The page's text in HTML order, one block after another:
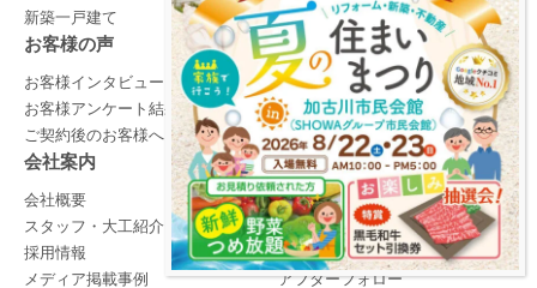
新築一戸建て
緊急メンテナンス
お客様の声
お客様インタビュー
お客様アンケート結果
ご契約後のお客様へ
イベント・お役立ち情報
イベント情報
お役立ち情報
会社案内
会社概要
スタッフ・大工紹介
採用情報
メディア掲載事例
リフォームをはじめる
リフォームの流れ
よくある質問
リフォーム会社の選び方
アフターフォロー